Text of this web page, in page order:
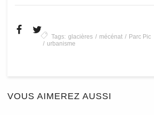
Tags: glacières mécénat
Parc Pic
urbanisme
VOUS AIMEREZ AUSSI